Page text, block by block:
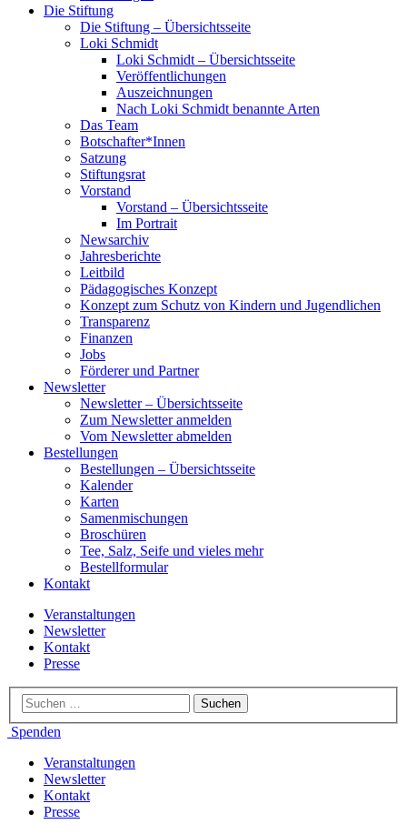
Die Stiftung
Die Stiftung – Übersichtsseite
Loki Schmidt
Loki Schmidt – Übersichtsseite
Veröffentlichungen
Auszeichnungen
Nach Loki Schmidt benannte Arten
Das Team
Botschafter*Innen
Satzung
Stiftungsrat
Vorstand
Vorstand – Übersichtsseite
Im Portrait
Newsarchiv
Jahresberichte
Leitbild
Pädagogisches Konzept
Konzept zum Schutz von Kindern und Jugendlichen
Transparenz
Finanzen
Jobs
Förderer und Partner
Newsletter
Newsletter – Übersichtsseite
Zum Newsletter anmelden
Vom Newsletter abmelden
Bestellungen
Bestellungen – Übersichtsseite
Kalender
Karten
Samenmischungen
Broschüren
Tee, Salz, Seife und vieles mehr
Bestellformular
Kontakt
Veranstaltungen
Newsletter
Kontakt
Presse
Spenden
Veranstaltungen
Newsletter
Kontakt
Presse